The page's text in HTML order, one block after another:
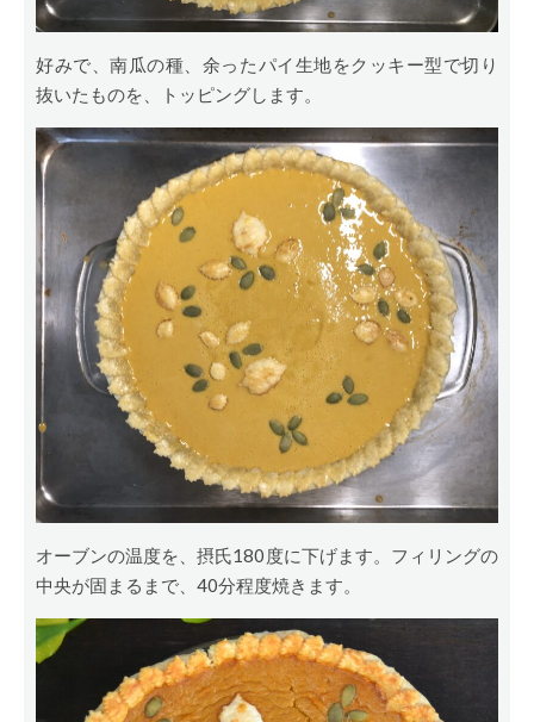
好みで、南瓜の種、余ったパイ生地をクッキー型で切り
抜いたものを、トッピングします。
オーブンの温度を、摂氏180度に下げます。フィリングの
中央が固まるまで、40分程度焼きます。